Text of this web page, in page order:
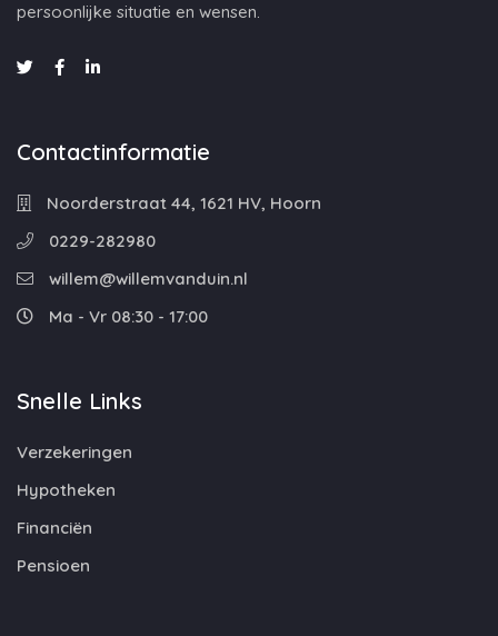
persoonlijke situatie en wensen.
Contactinformatie
Noorderstraat 44, 1621 HV, Hoorn
0229-282980
willem@willemvanduin.nl
Ma - Vr 08:30 - 17:00
Snelle Links
Verzekeringen
Hypotheken
Financiën
Pensioen